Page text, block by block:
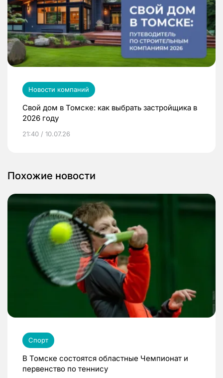
Новости компаний
Свой дом в Томске: как выбрать застройщика в
2026 году
21:40 / 10.07.26
Похожие новости
Спорт
В Томске состоятся областные Чемпионат и
первенство по теннису